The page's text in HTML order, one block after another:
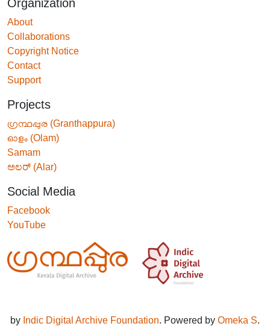
Organization
About
Collaborations
Copyright Notice
Contact
Support
Projects
ഗ്രന്ഥപ്പുര (Granthappura)
ഓളം (Olam)
Samam
ಅಲರ್ (Alar)
Social Media
Facebook
YouTube
by Indic Digital Archive Foundation. Powered by Omeka S.